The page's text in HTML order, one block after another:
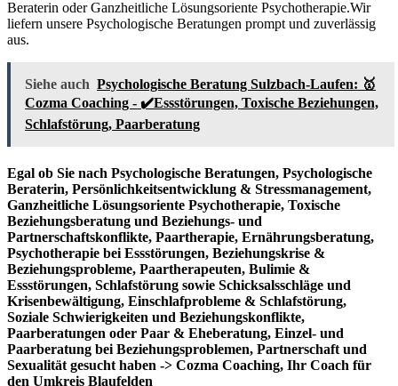
Beraterin oder Ganzheitliche Lösungsoriente Psychotherapie.Wir
liefern unsere Psychologische Beratungen prompt und zuverlässig
aus.
Siehe auch Psychologische Beratung Sulzbach-Laufen: 🥇
Cozma Coaching - ✔️Essstörungen, Toxische Beziehungen,
Schlafstörung, Paarberatung
Egal ob Sie nach Psychologische Beratungen, Psychologische
Beraterin, Persönlichkeitsentwicklung & Stressmanagement,
Ganzheitliche Lösungsoriente Psychotherapie, Toxische
Beziehungsberatung und Beziehungs- und
Partnerschaftskonflikte, Paartherapie, Ernährungsberatung,
Psychotherapie bei Essstörungen, Beziehungskrise &
Beziehungsprobleme, Paartherapeuten, Bulimie &
Essstörungen, Schlafstörung sowie Schicksalsschläge und
Krisenbewältigung, Einschlafprobleme & Schlafstörung,
Soziale Schwierigkeiten und Beziehungskonflikte,
Paarberatungen oder Paar & Eheberatung, Einzel- und
Paarberatung bei Beziehungsproblemen, Partnerschaft und
Sexualität gesucht haben -> Cozma Coaching, Ihr Coach für
den Umkreis Blaufelden